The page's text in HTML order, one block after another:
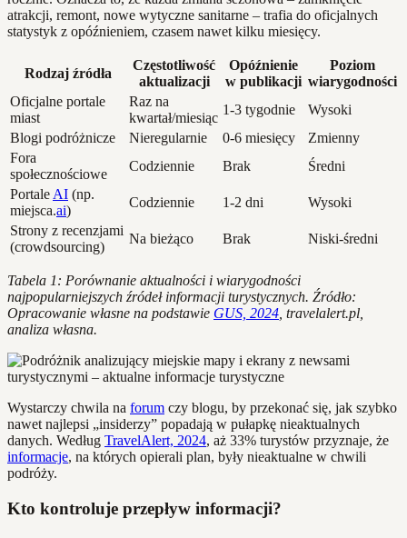
atrakcji, remont, nowe wytyczne sanitarne – trafia do oficjalnych
statystyk z opóźnieniem, czasem nawet kilku miesięcy.
Rodzaj źródła
Częstotliwość
aktualizacji
Opóźnienie
w publikacji
Poziom
wiarygodności
Oficjalne portale
miast
Raz na
kwartał/miesiąc
1-3 tygodnie
Wysoki
Blogi podróżnicze
Nieregularnie 0-6 miesięcy
Zmienny
Fora
społecznościowe
Codziennie Brak
Średni
Portale AI (np.
miejsca.ai)
Codziennie 1-2 dni
Wysoki
Strony z recenzjami
(crowdsourcing)
Na bieżąco Brak Niski-średni
Tabela 1: Porównanie aktualności i wiarygodności
najpopularniejszych źródeł informacji turystycznych. Źródło:
Opracowanie własne na podstawie GUS, 2024 , travelalert.pl,
analiza własna.
Wystarczy chwila na forum czy blogu, by przekonać się, jak szybko
nawet najlepsi „insiderzy” popadają w pułapkę nieaktualnych
danych. Według TravelAlert, 2024, aż 33% turystów przyznaje, że
informacje, na których opierali plan, były nieaktualne w chwili
podróży.
Kto kontroluje przepływ informacji?